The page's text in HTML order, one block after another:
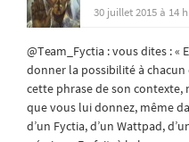
30 juillet 2015 à 14
@Team_Fyctia : vous dites :
donner la possibilité à
cette phrase de son contexte,
que vous lui donnez, même
d’un Fyctia, d’un Wattpad,